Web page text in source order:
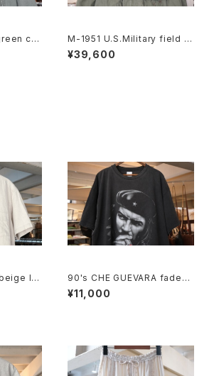
cra
Jacke
M-1951 U.S.Military field J
acket "ONE MAN ONE VOT
E"
¥39,600
lin
90's CHE GUEVARA fade-b
lack cotton photo print Te
e
¥11,000